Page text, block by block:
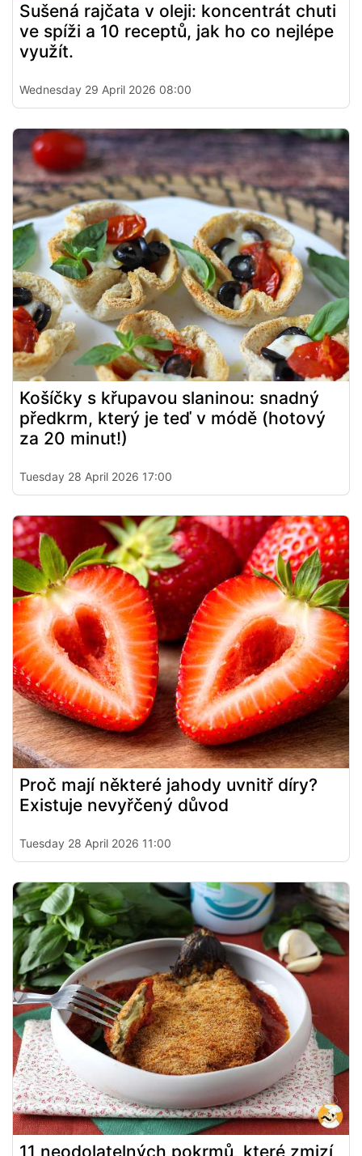
Sušená rajčata v oleji: koncentrát chuti
ve spíži a 10 receptů, jak ho co nejlépe
využít.
Wednesday 29 April 2026 08:00
Košíčky s křupavou slaninou: snadný
předkrm, který je teď v módě (hotový
za 20 minut!)
Tuesday 28 April 2026 17:00
Proč mají některé jahody uvnitř díry?
Existuje nevyřčený důvod
Tuesday 28 April 2026 11:00
11 neodolatelných pokrmů, které zmizí